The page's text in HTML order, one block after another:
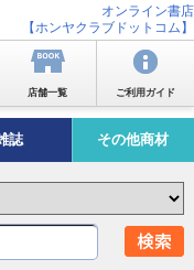
オンライン書店
【ホンヤクラブドットコム】
店舗一覧 ご利用ガイド
誌 その他商材